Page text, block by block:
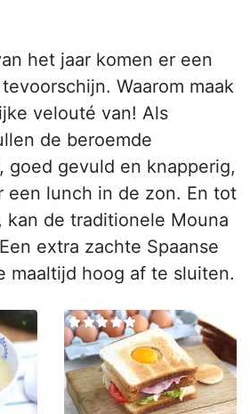
het jaar komen er een
Waarom maak
velouté van! Als
de beroemde
goed gevuld en knapperig,
een lunch in de zon. En tot
kan de traditionele Mouna
extra zachte Spaanse
maaltijd hoog af te sluiten.